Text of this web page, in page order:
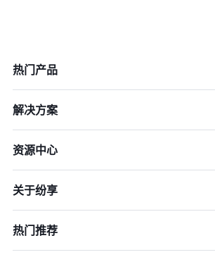
热门产品
解决方案
资源中心
关于纷享
热门推荐